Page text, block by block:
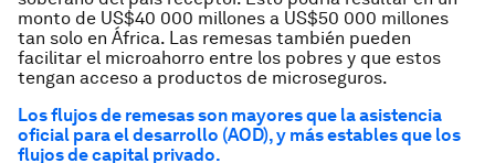
monto de US$40 000 millones a US$50 000 millones
tan solo en África. Las remesas también pueden
facilitar el microahorro entre los pobres y que estos
tengan acceso a productos de microseguros.
Los flujos de remesas son mayores que la asistencia
oficial para el desarrollo (AOD), y más estables que los
flujos de capital privado.